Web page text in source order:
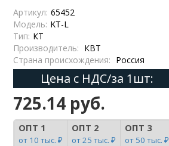
Артикул: 65452
Модель: KT-L
Тип: КТ
Производитель: КВТ
Страна происхождения: Россия
Цена с НДС/за 1шт:
725.14 руб.
ОПТ 1
от 10 тыс. ₽
ОПТ 2
от 25 тыс. ₽
ОПТ 3
от 50 тыс. ₽